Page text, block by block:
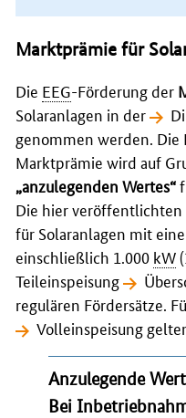
Marktprämie für
Die EEG-Förderung der
Solaranlagen in der
genommen werden.
Marktprämie wird auf
„anzulegenden Wertes“
Die hier
für Solaranlagen mit
einschließlich 1.000 kW
Teileinspeisung
regulären Fördersätze.
Volleinspeisung
Anzulegende
Bei